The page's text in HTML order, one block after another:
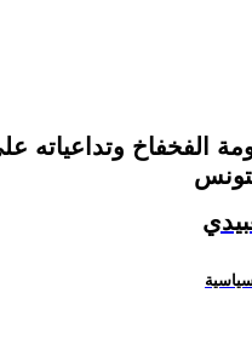
الفخفاخ وتداعياته